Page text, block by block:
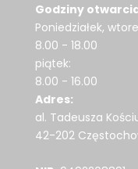
Godziny
Poniedziałek,
8.00 - 18.00
piątek:
8.00 - 16.00
Adres:
al. Tadeusza
42-202